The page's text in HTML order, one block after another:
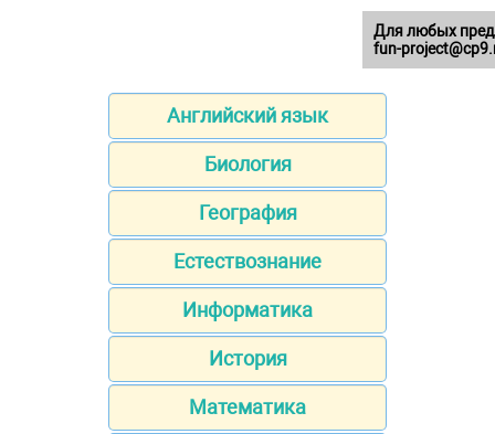
Английский язык
Биология
География
Естествознание
Информатика
История
Математика
Для любых
fun-